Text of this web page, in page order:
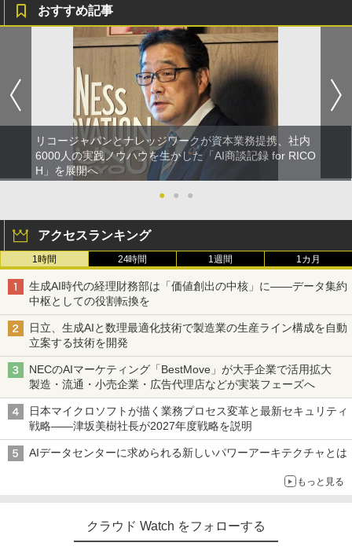
おすすめ記事
リコージャパンとナレッジワークが資本業務提携、社内
6000人の実践ノウハウを生かした「AI商談記録 for RICO
H」を展開へ
●
● ●
アクセスランキング
1時間 24時間 1週間 1カ月
生成AI時代の経理財務部は「価値創出の中核」に――データ集約
中枢としての役割転換を
日立、生成AIと数理最適化技術で製造業の生産ライン構成を自動
立案する技術を開発
NECのAIマーケティング「BestMove」が大手企業で活用拡大
製造・流通・小売企業・広告代理店などが実装フェーズへ
日本マイクロソフトが描く業務プロセス変革と最新セキュリティ
戦略――津坂美樹社長が2027年度戦略を説明
AIデータセンターに求められる新しいパワーアーキテクチャとは
もっと見る
クラウド Watch をフォローする